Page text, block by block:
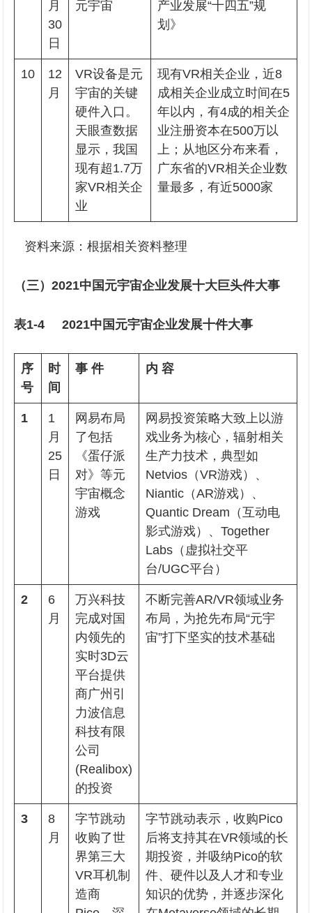
月
30
日
元宇宙
产业发展“十四五”规
划》
10
12
月
VR设备是元
宇宙的关键
硬件入口。
天眼查数据
显示，我国
现有超1.7万
家VR相关企
业
现有VR相关企业，近8
成相关企业成立时间在5
年以内，有4成的相关企
业注册资本在500万以
上；从地区分布来看，
广东省的VR相关企业数
量最多，有近5000家
资料来源：根据相关资料整理
（三）2021中国元宇宙企业发展十大巨头件大事
表1-4 2021中国元宇宙企业发展十件大事
序
号
时
间
事 件 内 容
1
1
月
25
日
网易布局
了包括
《蛋仔派
对》等元
宇宙概念
游戏
网易投资策略大致上以游
戏业务为核心，辐射相关
生产力技术，典型如
Netvios（VR游戏）、
Niantic（AR游戏）、
Quantic Dream（互动电
影式游戏）、Together
Labs（虚拟社交平
台/UGC平台）
2
6
月
万兴科技
完成对国
内领先的
实时3D云
平台提供
商广州引
力波信息
科技有限
公司
(Realibox)
的投资
不断完善AR/VR领域业务
布局，为抢先布局“元宇
宙”打下坚实的技术基础
3
8
月
字节跳动
收购了世
界第三大
VR耳机制
造商
字节跳动表示，收购Pico
后将支持其在VR领域的长
期投资，并吸纳Pico的软
件、硬件以及人才和专业
知识的优势，并逐步深化